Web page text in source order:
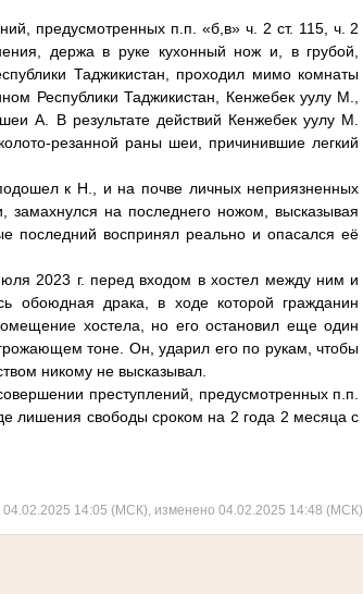
предусмотренных п.п. «б,в» ч. 2 ст. 115, ч. 2
держа в руке кухонный нож и, в грубой,
Таджикистан, проходил мимо комнаты
Республики Таджикистан, Кенжебек уулу М.,
А. В результате действий Кенжебек уулу М.
резанной раны шеи, причинившие легкий
к Н., и на почве личных неприязненных
замахнулся на последнего ножом, высказывая
последний воспринял реально и опасался её
2023 г. перед входом в хостел между ним и
обоюдная драка, в ходе которой гражданин
хостела, но его остановил еще один
тоне. Он, ударил его по рукам, чтобы
никому не высказывал.
преступлений, предусмотренных п.п.
лишения свободы сроком на 2 года 2 месяца с
04.02.2025 14:05 (МСК), изменено 04.02.2025 14:48 (МСК)